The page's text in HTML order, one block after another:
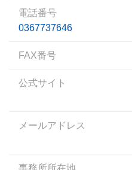
電話番号
0367737646
FAX番号
公式サイト
メールアドレス
事務所所在地